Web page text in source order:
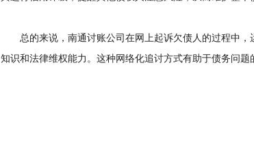
总的来说，南通讨账公司在网上起诉欠债人的过程中，
知识和法律维权能力。这种网络化追讨方式有助于债务问题